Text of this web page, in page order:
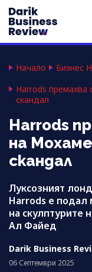
Начало
Бизнес
Harrods
скандал
Harrods
на
скандал
Луксозният
Harrods е подал
на скулптурите
Ал Файед
Darik Business
06 Септември 2025